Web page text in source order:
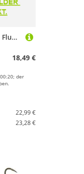
Fox Rage Stike Point 30 M Fluorocarbon Durchsichtig 41.64 Lbs
18,49 €
der
22,99 €
23,28 €